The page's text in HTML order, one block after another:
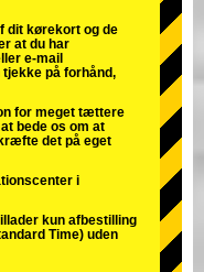
dit kørekort og de
at du har
e-mail
tjekke på forhånd,
for meget tættere
bede os om at
det på eget
i
kun afbestilling
Time) uden